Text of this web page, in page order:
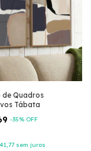
de Quadros
Tábata
-35% OFF
sem juros